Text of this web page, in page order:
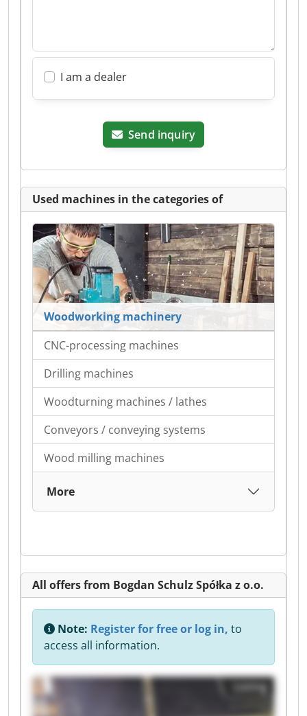
I am a dealer
Send inquiry
Used machines in the categories of
Woodworking machinery
CNC-processing machines
Drilling machines
Woodturning machines / lathes
Conveyors / conveying systems
Wood milling machines
More
All offers from Bogdan Schulz Spółka z o.o.
Note: Register for free or log in, to
access all information.
Listing